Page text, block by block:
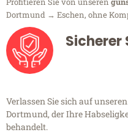
Dortmund → Eschen, ohne
Sicherer
Verlassen Sie sich auf
Dortmund, der Ihre
behandelt.